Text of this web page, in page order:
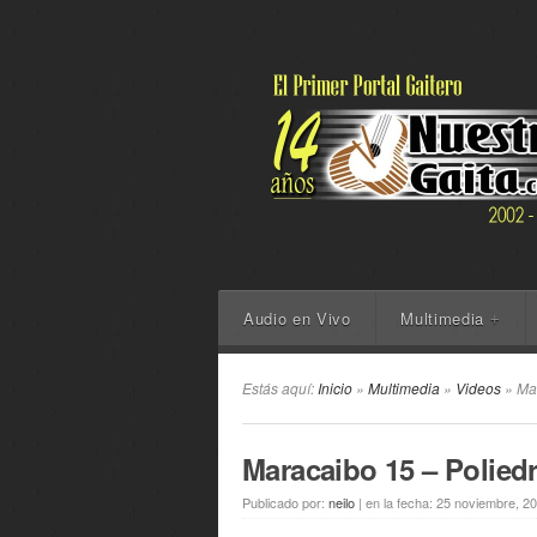
Audio en Vivo Multimedia +
Estás aquí: Inicio » Multimedia » Videos »
Maracaibo 15 –
Publicado por: neilo | en la fecha: 25 noviembre,